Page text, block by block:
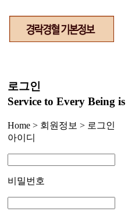
로그인
Service to Every Being
Home > 회원정보 > 로그인
아이디
비밀번호